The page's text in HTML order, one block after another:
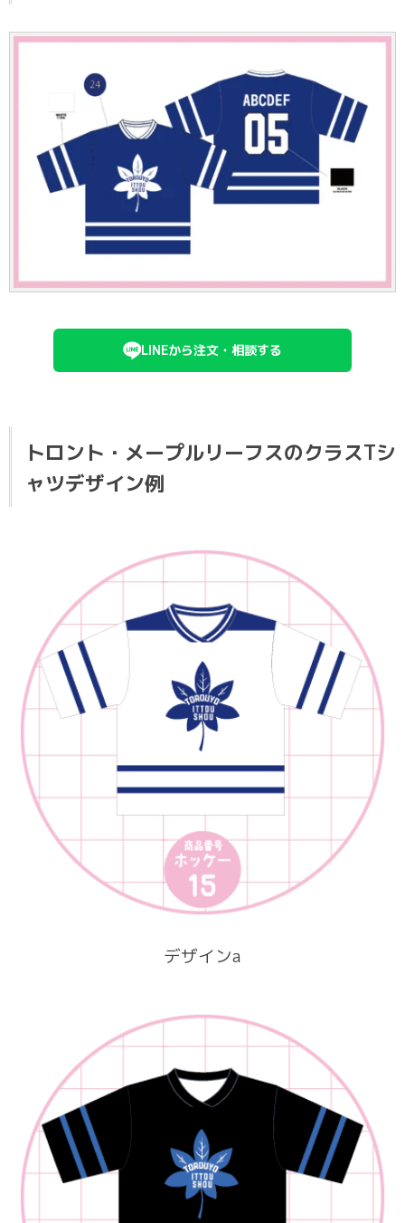
LINEから注文・相談する
トロント・メープルリーフスのクラスTシ
ャツデザイン例
デザインa